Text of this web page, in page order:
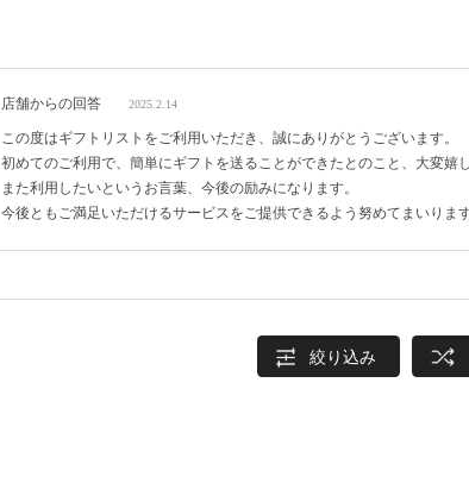
店舗からの回答 2025.2.14
この度はギフトリストをご利用いただき、誠にありがとうございます。
初めてのご利用で、簡単にギフトを送ることができたとのこと、大変嬉
また利用したいというお言葉、今後の励みになります。
今後ともご満足いただけるサービスをご提供できるよう努めてまいります
絞り込み